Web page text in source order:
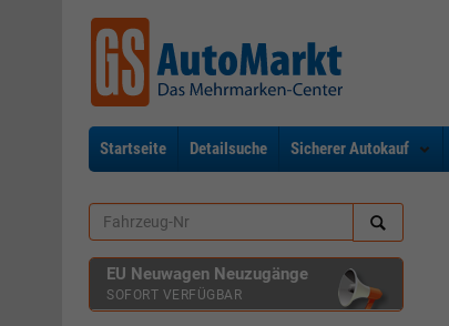
Startseite Detailsuche Sicherer Autokauf
EU Neuwagen Neuzugänge
SOFORT VERFÜGBAR